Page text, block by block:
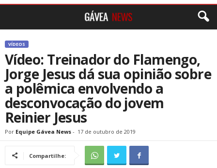
VÍDEOS
Vídeo: Treinador do Flamengo,
Jorge Jesus dá sua opinião sobre
a polêmica envolvendo a
desconvocação do jovem
Reinier Jesus
Por Equipe Gávea News - 17 de outubro de 2019
Compartilhe: